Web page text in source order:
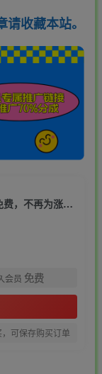
收藏本站。
超实用涨粉，APP100%真人粉纯净绿色还免费，不再为涨粉犯愁
会员 免费
可保存购买订单